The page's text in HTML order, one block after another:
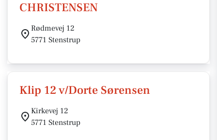
CHRISTENSEN
Rødmevej 12
5771 Stenstrup
Klip 12 v/Dorte Sørensen
Kirkevej 12
5771 Stenstrup